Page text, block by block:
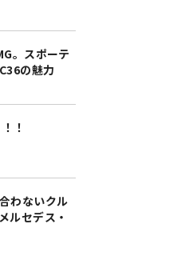
。スポーテ
の魅力
！
わないクル
ルセデス・